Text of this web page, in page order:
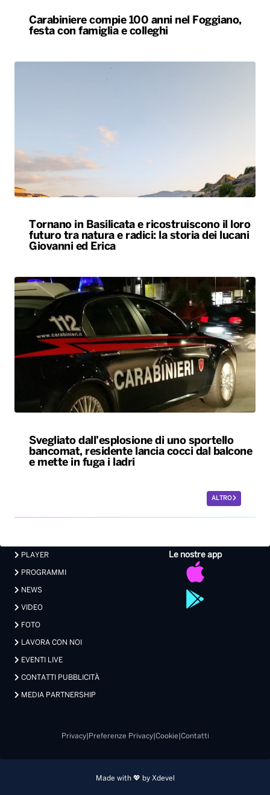
Carabiniere compie 100 anni nel Foggiano,
festa con famiglia e colleghi
Tornano in Basilicata e ricostruiscono il loro
futuro tra natura e radici: la storia dei lucani
Giovanni ed Erica
Svegliato dall’esplosione di uno sportello
bancomat, residente lancia cocci dal balcone
e mette in fuga i ladri
ALTRO
Le nostre app
PLAYER
PROGRAMMI
NEWS
VIDEO
FOTO
LAVORA CON NOI
EVENTI LIVE
CONTATTI PUBBLICITÀ
MEDIA PARTNERSHIP
Privacy| Preferenze Privacy| Cookie Contatti
Made with 💖 by Xdevel